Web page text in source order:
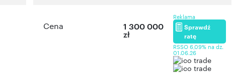
Cena 1 300 000
zł
Reklama
Sprawdź
ratę
RSSO 6,09% na dz.
01.06.26